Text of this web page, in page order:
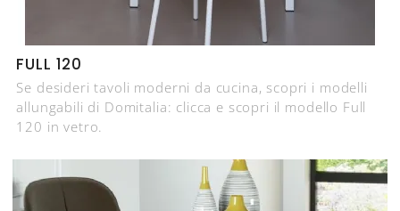
FULL 120
Se desideri tavoli moderni da cucina, scopri i modelli
allungabili di Domitalia: clicca e scopri il modello Full
120 in vetro.